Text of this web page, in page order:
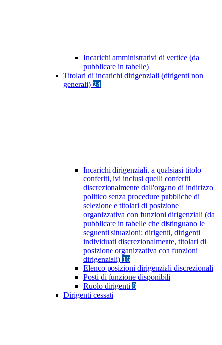
Incarichi amministrativi di vertice (da
pubblicare in tabelle)
Titolari di incarichi dirigenziali (dirigenti non
generali) 24
Incarichi dirigenziali, a qualsiasi titolo
conferiti, ivi inclusi quelli conferiti
discrezionalmente dall'organo di indirizzo
politico senza procedure pubbliche di
selezione e titolari di posizione
organizzativa con funzioni dirigenziali (da
pubblicare in tabelle che distinguano le
seguenti situazioni: dirigenti, dirigenti
individuati discrezionalmente, titolari di
posizione organizzativa con funzioni
dirigenziali) 16
Elenco posizioni dirigenziali discrezionali
Posti di funzione disponibili
Ruolo dirigenti 8
Dirigenti cessati